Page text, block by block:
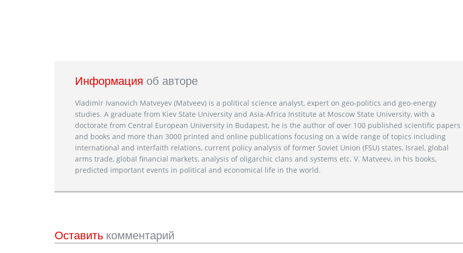
Информация об авторе
Vladimir Ivanovich Matveyev (Matveev) is a political science analyst, expert on geo-politics and geo-energy
studies. A graduate from Kiev State University and Asia-Africa Institute at Moscow State University, with a
doctorate from Central European University in Budapest, he is the author of over 100 published scientific papers
and books and more than 3000 printed and online publications focusing on a wide range of topics including
international and interfaith relations, current policy analysis of former Soviet Union (FSU) states, Israel, global
arms trade, global financial markets, analysis of oligarchic clans and systems etc. V. Matveev, in his books,
predicted important events in political and economical life in the world.
Оставить комментарий